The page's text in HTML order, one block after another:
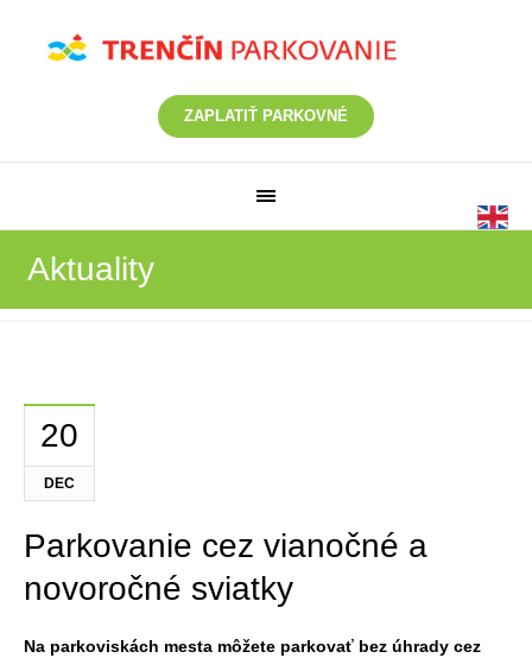
ZAPLATIŤ PARKOVNÉ
Aktuality
20
DEC
Parkovanie cez vianočné a
novoročné sviatky
Na parkoviskách mesta môžete parkovať bez úhrady cez